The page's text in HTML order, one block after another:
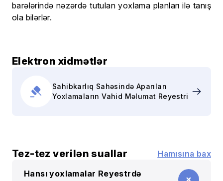
barələrində nəzərdə tutulan yoxlama planları ilə tanış
ola bilərlər.
Elektron xidmətlər
Sahibkarlıq Sahəsində Aparılan
Yoxlamaların Vahid Məlumat Reyestri
Tez-tez verilən suallar
Hamısına bax
Hansı yoxlamalar Reyestrdə